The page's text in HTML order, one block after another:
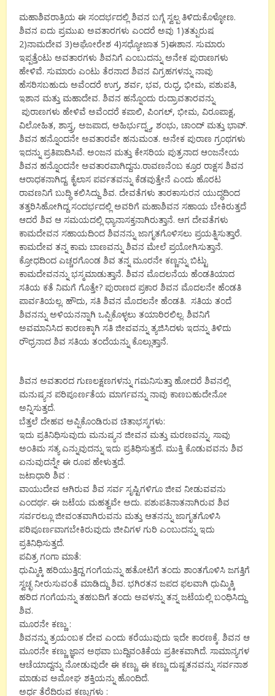
ಮಹಾಶಿವರಾತ್ರಿಯ ಈ ಸಂದರ್ಭದಲ್ಲಿ ಶಿವನ ಬಗ್ಗೆ ಸ್ವಲ್ಪ ತಿಳಿದುಕೊಳ್ಳೋಣ.
ಶಿವನ ಐದು ಪ್ರಮುಖ ಅವತಾರಗಳು ಎಂದರೆ ಅವು 1)ತತ್ಪುರುಷ
2)ನಾಮದೇವ 3)ಅಘೋರೇಶ 4)ಸಧ್ಯೋಜಾತ 5)ಈಶಾನ. ಸುಮಾರು
ಇಪ್ಪತ್ತೆಂಟು ಅವತಾರಗಳು ಶಿವನಿಗೆ ಎಂಬುದನ್ನು ಅನೇಕ ಪುರಾಣಗಳು
ಹೇಳಿವೆ. ಸುಮಾರು ಎಂಟು ತೆರನಾದ ಶಿವನ ವಿಗ್ರಹಗಳನ್ನು ನಾವು
ಹೆಸರಿಸಬಹುದು ಅವೆಂದರೆ ಉಗ್ರ, ಶರ್ವ, ಭವ, ರುಧ್ರ, ಭೀಮ, ಪಶುಪತಿ,
ಇಶಾನ ಮತ್ತು ಮಹಾದೇವ. ಶಿವನ ಹನ್ನೊಂದು ರುದ್ರಾವತಾರವನ್ನು
ಪುರಾಣಗಳು ಹೇಳಿವೆ ಅವೆಂದರೆ ಕಪಾಲಿ, ಪಿಂಗಲ್, ಭೀಮ, ವಿರೂಪಾಕ್ಷ,
ವಿಲೋಹಿತ, ಶಾಸ್ತ್ರ, ಅಜಪಾದ, ಅಹಿರ್ಭುದ್ನ್ಯ, ಶಂಭು, ಚಾಂದ್ ಮತ್ತು ಭಾವ್.
ಶಿವನ ಹನ್ನೊಂದನೇ ಅವತಾರವೇ ಹನುಮಂತ. ಅನೇಕ ಪುರಾಣ ಗ್ರಂಥಗಳು
ಇದನ್ನು ಪ್ರತಿಪಾದಿಸಿವೆ. ಅಂಜನ ಮತ್ತು ಕೇಸರಿಯ ಪುತ್ರನಾದ ಆಂಜನೇಯ
ಶಿವನ ಹನ್ನೊಂದನೇ ಅವತಾರವಾಗಿದ್ದನು.ರಾವಣನೆಂಬ ಕ್ರೂರ ರಾಕ್ಷಸ ಶಿವನ
ಆರಾಧಕನಾಗಿದ್ದ. ಕೈಲಾಸ ಪರ್ವತವನ್ನು ಕೆಡವುತ್ತೇನೆ ಎಂದು ಹೊರಟ
ರಾವಣನಿಗೆ ಬುದ್ಧಿ ಕಲಿಸಿದ್ದು ಶಿವ. ದೇವತೆಗಳು ತಾರಕಾಸುರನ ಯುದ್ಧದಿಂದ
ತತ್ತರಿಸಿಹೋಗಿದ್ದ ಸಂದರ್ಭದಲ್ಲಿ ಅವರಿಗೆ ಮಹಾಶಿವನ ಸಹಾಯ ಬೇಕಿರುತ್ತದೆ
ಆದರೆ ಶಿವ ಆ ಸಮಯದಲ್ಲಿ ಧ್ಯಾನಾಸಕ್ತನಾಗಿರುತ್ತಾನೆ. ಆಗ ದೇವತೆಗಳು
ಕಾಮದೇವನ ಸಹಾಯದಿಂದ ಶಿವನನ್ನು ಜಾಗೃತಗೊಳಿಸಲು ಪ್ರಯತ್ನಿಸುತ್ತಾರೆ.
ಕಾಮದೇವ ತನ್ನ ಕಾಮ ಬಾಣವನ್ನು ಶಿವನ ಮೇಲೆ ಪ್ರಯೋಗಿಸುತ್ತಾನೆ.
ಕ್ರೋಧದಿಂದ ಎಚ್ಚರಗೊಂಡ ಶಿವ ತನ್ನ ಮೂರನೇ ಕಣ್ಣನ್ನು ಬಿಟ್ಟು
ಕಾಮದೇವನನ್ನು ಭಸ್ಮಮಾಡುತ್ತಾನೆ. ಶಿವನ ಮೊದಲನೆಯ ಹೆಂಡತಿಯಾದ
ಸತಿಯ ಕತೆ ನಿಮಗೆ ಗೊತ್ತೇ? ಪುರಾಣದ ಪ್ರಕಾರ ಶಿವನ ಮೊದಲನೇ ಹೆಂಡತಿ
ಪಾರ್ವತಿಯಲ್ಲ. ಹೌದು, ಸತಿ ಶಿವನ ಮೊದಲನೇ ಹೆಂಡತಿ. ಸತಿಯ ತಂದೆ
ಶಿವನನ್ನು ಅಳಿಯನನ್ನಾಗಿ ಒಪ್ಪಿಕೊಳ್ಳಲು ತಯಾರಿರಲಿಲ್ಲ. ಶಿವನಿಗೆ
ಅವಮಾನಿಸಿದ ಕಾರಣಕ್ಕಾಗಿ ಸತಿ ಜೀವವನ್ನು ತ್ಯಜಿಸಿದಳು ಇದನ್ನು ತಿಳಿದು
ರೌಧ್ರನಾದ ಶಿವ ಸತಿಯ ತಂದೆಯನ್ನು ಕೊಲ್ಲುತ್ತಾನೆ.
ಶಿವನ ಅವತಾರದ ಗುಣಲಕ್ಷಣಗಳನ್ನು ಗಮನಿಸುತ್ತಾ ಹೋದರೆ ಶಿವನಲ್ಲಿ
ಮನುಷ್ಯನ ಪರಿಪೂರ್ಣತೆಯ ಮಾರ್ಗವನ್ನು ನಾವು ಕಾಣಬಹುದೇನೋ
ಅನ್ನಿಸುತ್ತದೆ.
ಬೆತ್ತಲೆ ದೇಹವ ಅಪ್ಪಿಕೊಂಡಿರುವ ಚಿತಾಭಸ್ಮಗಳು:
ಇದು ಪ್ರತಿನಿಧಿಸುವುದು ಮನುಷ್ಯನ ಜೀವನ ಮತ್ತು ಮರಣವನ್ನು. ಸಾವು
ಅಂತಿಮ ಸತ್ಯ ಎನ್ನುವುದನ್ನು ಇದು ಪ್ರತಿಧಿಸುತ್ತದೆ. ಮುಕ್ತಿ ಕೊಡುವವನು ಶಿವ
ಏನುವುದನ್ನೇ ಈ ರೂಪ ಹೇಳುತ್ತದೆ.
ಜಟಾಧಾರಿ ಶಿವ :
ವಾಯುದೇವ ಆಗಿರುವ ಶಿವ ಸರ್ವ ಸೃಷ್ಟಿಗಳಿಗೂ ಜೀವ ನೀಡುವವನು
ಎಂದರ್ಥ. ಈ ಜಟೆಯ ಮಹತ್ವವೇ ಅದು. ಪಶುಪತಿನಾತನಾಗಿರುವ ಶಿವ
ಸರ್ವರಲ್ಲೂ ಜೀವಂತವಾಗಿರುವನು ಮತ್ತು ಆತನನ್ನು ಜಾಗೃತಗೊಳಿಸಿ
ಪರಿಪೂರ್ಣವಾಗಬೇಕಿರುವುದು ಜೀವಿಗಳ ಗುರಿ ಎಂಬುದನ್ನು ಇದು
ಪ್ರತಿನಿಧಿಸುತ್ತದೆ.
ಪವಿತ್ರ ಗಂಗಾ ಮಾತೆ:
ಧುಮ್ಮಿಕ್ಕಿ ಹರಿಯುತ್ತಿದ್ದ ಗಂಗೆಯನ್ನು ಹತೋಟಿಗೆ ತಂದು ಶಾಂತಗೊಳಿಸಿ ಜಗತ್ತಿಗೆ
ಸ್ವಚ್ಛ ನೀರುಸುವಂತೆ ಮಾಡಿದ್ದು ಶಿವ. ಭಗಿರತನ ಜಪದ ಫಲವಾಗಿ ಧುಮ್ಮಿಕ್ಕಿ
ಹರಿದ ಗಂಗೆಯನ್ನು ತಹಬದಿಗೆ ತಂದು ಅವಳನ್ನು ತನ್ನ ಜಟೆಯಲ್ಲಿ ಬಂಧಿಸಿದ್ದು
ಶಿವ.
ಮೂರನೇ ಕಣ್ಣು :
ಶಿವನನ್ನು ತ್ರಯಂಬಕ ದೇವ ಎಂದು ಕರೆಯುವುದು ಇದೇ ಕಾರಣಕ್ಕೆ. ಶಿವನ ಆ
ಮೂರನೇ ಕಣ್ಣು ಜ್ಞಾನ ಅಥವಾ ಬುದ್ದಿವಂತಿಕೆಯ ಪ್ರತೀಕವಾಗಿದೆ. ಸಾಮಾನ್ಯಗಳ
ಆಚೆಯಾದ್ದನ್ನು ನೋಡುವುದೇ ಈ ಕಣ್ಣು. ಈ ಕಣ್ಣು ದುಷ್ಟತನವನ್ನು ಸರ್ವನಾಶ
ಮಾಡುವ ಅಮೋಘ ಶಕ್ತಿಯನ್ನು ಹೊಂದಿದೆ.
ಅರ್ಧ ತೆರೆದಿರುವ ಕಣ್ಣುಗಳು :